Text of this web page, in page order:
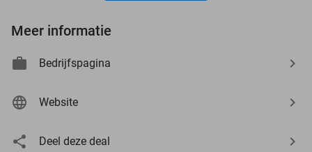
Meer informatie
Bedrijfspagina
Website
Deel deze deal